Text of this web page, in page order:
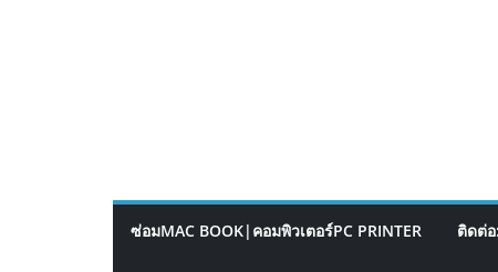
ซ่อมMAC BOOK|คอมพิวเตอร์PC PRINTER ติดต่